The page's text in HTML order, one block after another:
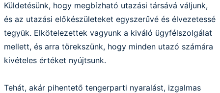
Küldetésünk, hogy megbízható utazási társává váljunk,
és az utazási előkészületeket egyszerűvé és élvezetessé
tegyük. Elkötelezettek vagyunk a kiváló ügyfélszolgálat
mellett, és arra törekszünk, hogy minden utazó számára
kivételes értéket nyújtsunk.
Tehát, akár pihentető tengerparti nyaralást, izgalmas